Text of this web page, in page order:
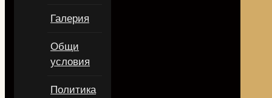
Галерия
Общи
условия
Политика